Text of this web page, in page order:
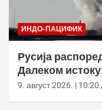
ИНДО-ПАЦИФИК
Русија
Далеком
Куриле,
9. август 2026. | 10:20